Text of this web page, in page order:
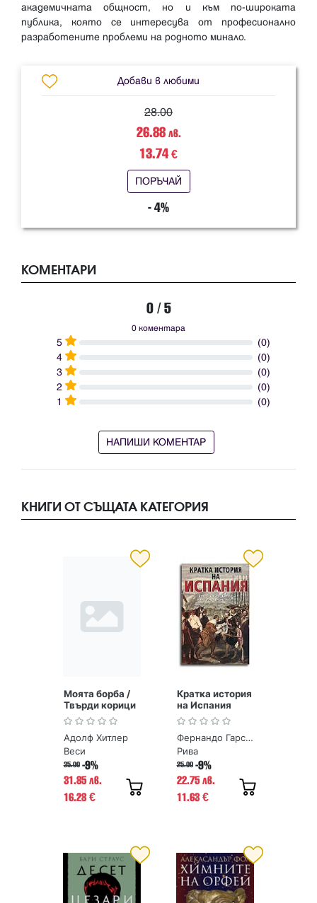
академичната общност, но и към по-широката
публика, която се интересува от професионално
Добави в любими
28.00
26.88лв.
13.74 €
ПОРЪЧАЙ
- 4%
КОМЕНТАРИ
0 / 5
0 коментара
5
(0)
4
(0)
3
(0)
2
(0)
1
(0)
НАПИШИ КОМЕНТАР
КНИГИ ОТ СЪЩАТА КАТЕГОРИЯ
Моята борба /
Твърди корици
Адолф Хитлер
Веси
35.00 -9%
31.85 лв.
16.28€
Кратка история
на Испания
Фернандо Гарсия де Кортасар, Хосе Мануел Гонсалес Весга
Рива
25.00 -9%
22.75 лв.
11.63 €